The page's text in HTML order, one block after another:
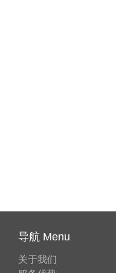
导航 Menu
关于我们